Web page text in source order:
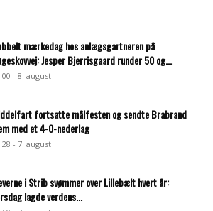
mærkedag hos anlægsgartneren på
Jesper Bjerrisgaard runder 50 og...
- 8. august
fortsatte målfesten og sendte Brabrand
med et 4-0-nederlag
- 7. august
i Strib svømmer over Lillebælt hvert år:
lagde verdens...